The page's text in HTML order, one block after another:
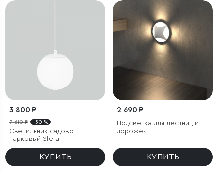
3 800 ₽
7 610 ₽ - 50 %
Светильник садово-
парковый Sfera H
КУПИТЬ
2 690 ₽
Подсветка для лестниц и
дорожек
КУПИТЬ